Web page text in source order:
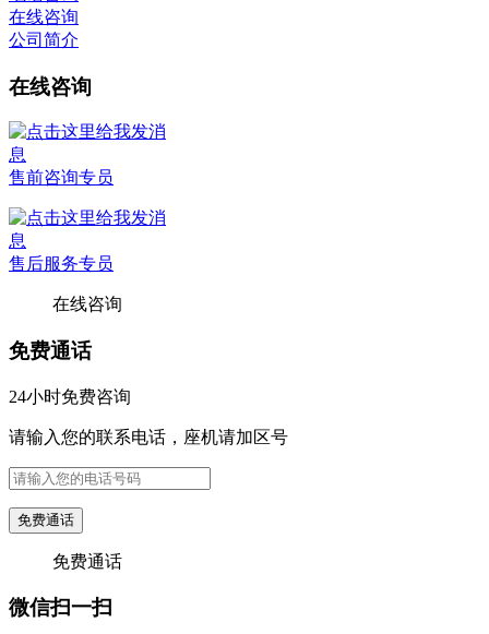
在线咨询
公司简介
在线咨询
售前咨询专员
售后服务专员
在线咨询
免费通话
24小时免费咨询
请输入您的联系电话，座机请加区号
免费通话
免费通话
微信扫一扫